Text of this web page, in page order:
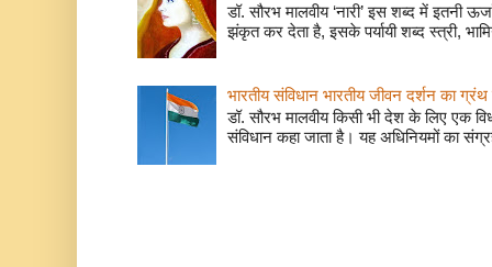
डॉ. सौरभ मालवीय ‘नारी’ इस शब्द में इतनी
झंकृत कर देता है, इसके पर्यायी शब्द स्त्री,
भारतीय संविधान भारतीय जीवन दर्शन का ग्रंथ
डॉ. सौरभ मालवीय किसी भी देश के लिए एक
संविधान कहा जाता है। यह अधिनियमों का